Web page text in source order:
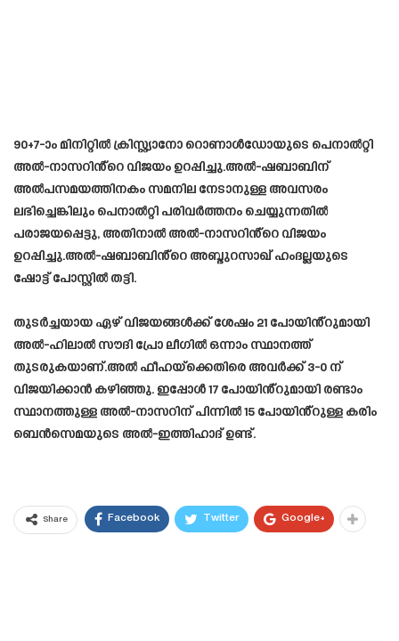
90+7-ാം മിനിറ്റിൽ ക്രിസ്റ്റ്യാനോ റൊണാൾഡോയുടെ പെനാൽറ്റി
അൽ-നാസറിൻ്റെ വിജയം ഉറപ്പിച്ചു.അൽ-ഷബാബിന്
അൽപസമയത്തിനകം സമനില നേടാനുള്ള അവസരം
ലഭിച്ചെങ്കിലും പെനാൽറ്റി പരിവർത്തനം ചെയ്യുന്നതിൽ
പരാജയപ്പെട്ടു, അതിനാൽ അൽ-നാസറിൻ്റെ വിജയം
ഉറപ്പിച്ചു.അൽ-ഷബാബിൻ്റെ അബ്ദുറസാഖ് ഹംദല്ലയുടെ
ഷോട്ട് പോസ്റ്റിൽ തട്ടി.
തുടർച്ചയായ ഏഴ് വിജയങ്ങൾക്ക് ശേഷം 21 പോയിൻ്റുമായി
അൽ-ഹിലാൽ സൗദി പ്രോ ലീഗിൽ ഒന്നാം സ്ഥാനത്ത്
തുടരുകയാണ്.അൽ ഫീഹയ്‌ക്കെതിരെ അവർക്ക് 3-0 ന്
വിജയിക്കാൻ കഴിഞ്ഞു. ഇപ്പോൾ 17 പോയിൻ്റുമായി രണ്ടാം
സ്ഥാനത്തുള്ള അൽ-നാസറിന് പിന്നിൽ 15 പോയിൻ്റുള്ള കരിം
ബെൻസെമയുടെ അൽ-ഇത്തിഹാദ് ഉണ്ട്.
Share Facebook Twitter Google+